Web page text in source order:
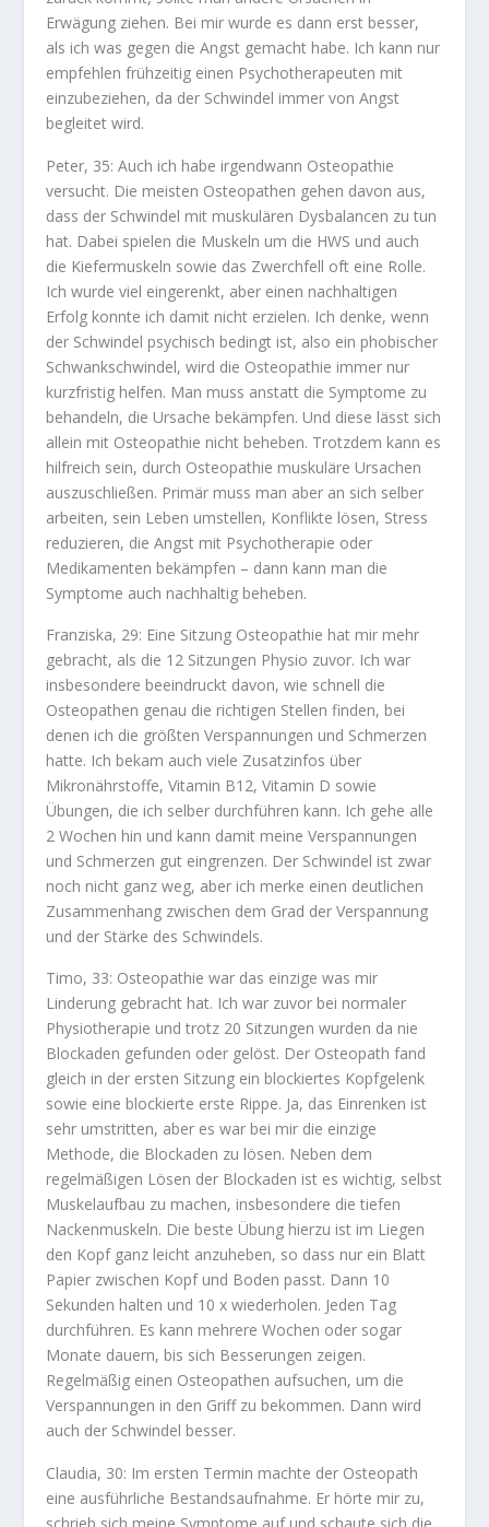
Erwägung ziehen. Bei mir wurde es dann erst besser,
als ich was gegen die Angst gemacht habe. Ich kann nur
empfehlen frühzeitig einen Psychotherapeuten mit
einzubeziehen, da der Schwindel immer von Angst
begleitet wird.
Peter, 35: Auch ich habe irgendwann Osteopathie
versucht. Die meisten Osteopathen gehen davon aus,
dass der Schwindel mit muskulären Dysbalancen zu tun
hat. Dabei spielen die Muskeln um die HWS und auch
die Kiefermuskeln sowie das Zwerchfell oft eine Rolle.
Ich wurde viel eingerenkt, aber einen nachhaltigen
Erfolg konnte ich damit nicht erzielen. Ich denke, wenn
der Schwindel psychisch bedingt ist, also ein phobischer
Schwankschwindel, wird die Osteopathie immer nur
kurzfristig helfen. Man muss anstatt die Symptome zu
behandeln, die Ursache bekämpfen. Und diese lässt sich
allein mit Osteopathie nicht beheben. Trotzdem kann es
hilfreich sein, durch Osteopathie muskuläre Ursachen
auszuschließen. Primär muss man aber an sich selber
arbeiten, sein Leben umstellen, Konflikte lösen, Stress
reduzieren, die Angst mit Psychotherapie oder
Medikamenten bekämpfen – dann kann man die
Symptome auch nachhaltig beheben.
Franziska, 29: Eine Sitzung Osteopathie hat mir mehr
gebracht, als die 12 Sitzungen Physio zuvor. Ich war
insbesondere beeindruckt davon, wie schnell die
Osteopathen genau die richtigen Stellen finden, bei
denen ich die größten Verspannungen und Schmerzen
hatte. Ich bekam auch viele Zusatzinfos über
Mikronährstoffe, Vitamin B12, Vitamin D sowie
Übungen, die ich selber durchführen kann. Ich gehe alle
2 Wochen hin und kann damit meine Verspannungen
und Schmerzen gut eingrenzen. Der Schwindel ist zwar
noch nicht ganz weg, aber ich merke einen deutlichen
Zusammenhang zwischen dem Grad der Verspannung
und der Stärke des Schwindels.
Timo, 33: Osteopathie war das einzige was mir
Linderung gebracht hat. Ich war zuvor bei normaler
Physiotherapie und trotz 20 Sitzungen wurden da nie
Blockaden gefunden oder gelöst. Der Osteopath fand
gleich in der ersten Sitzung ein blockiertes Kopfgelenk
sowie eine blockierte erste Rippe. Ja, das Einrenken ist
sehr umstritten, aber es war bei mir die einzige
Methode, die Blockaden zu lösen. Neben dem
regelmäßigen Lösen der Blockaden ist es wichtig, selbst
Muskelaufbau zu machen, insbesondere die tiefen
Nackenmuskeln. Die beste Übung hierzu ist im Liegen
den Kopf ganz leicht anzuheben, so dass nur ein Blatt
Papier zwischen Kopf und Boden passt. Dann 10
Sekunden halten und 10 x wiederholen. Jeden Tag
durchführen. Es kann mehrere Wochen oder sogar
Monate dauern, bis sich Besserungen zeigen.
Regelmäßig einen Osteopathen aufsuchen, um die
Verspannungen in den Griff zu bekommen. Dann wird
auch der Schwindel besser.
Claudia, 30: Im ersten Termin machte der Osteopath
eine ausführliche Bestandsaufnahme. Er hörte mir zu,
schrieb sich meine Symptome auf und schaute sich die